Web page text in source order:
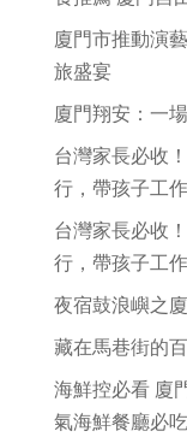
廈門市推動演
旅盛宴
廈門翔安：一
台灣家長必收
行，帶孩子工
台灣家長必收
行，帶孩子工
夜宿鼓浪嶼之
藏在馬巷街的
海鮮控必看 廈
氣海鮮餐廳必